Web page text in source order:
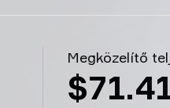
Megközelítő